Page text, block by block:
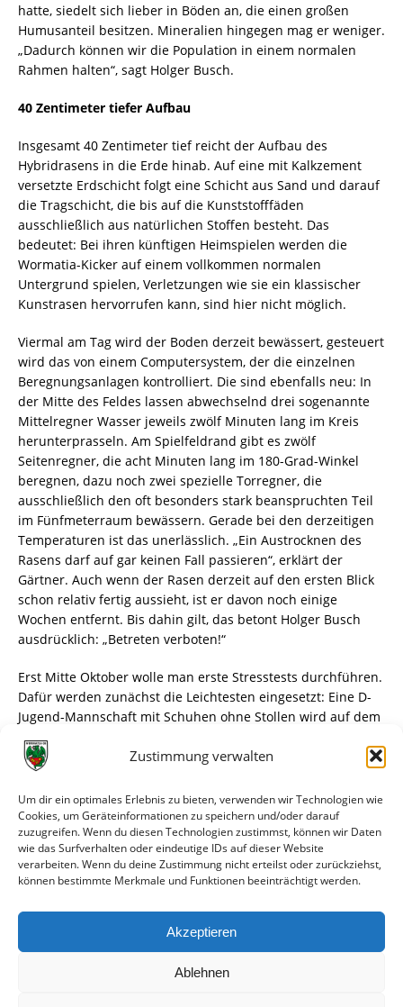
Zustimmung verwalten
Um dir ein optimales Erlebnis zu bieten, verwenden wir Technologien wie
Cookies, um Geräteinformationen zu speichern und/oder darauf
zuzugreifen. Wenn du diesen Technologien zustimmst, können wir Daten
wie das Surfverhalten oder eindeutige IDs auf dieser Website
verarbeiten. Wenn du deine Zustimmung nicht erteilst oder zurückziehst,
können bestimmte Merkmale und Funktionen beeinträchtigt werden.
Akzeptieren
Ablehnen
hatte, siedelt sich lieber in Böden an, die einen großen
Humusanteil besitzen. Mineralien hingegen mag er weniger.
„Dadurch können wir die Population in einem normalen
Rahmen halten“, sagt Holger Busch.
40 Zentimeter tiefer Aufbau
Insgesamt 40 Zentimeter tief reicht der Aufbau des
Hybridrasens in die Erde hinab. Auf eine mit Kalkzement
versetzte Erdschicht folgt eine Schicht aus Sand und darauf
die Tragschicht, die bis auf die Kunststofffäden
ausschließlich aus natürlichen Stoffen besteht. Das
bedeutet: Bei ihren künftigen Heimspielen werden die
Wormatia-Kicker auf einem vollkommen normalen
Untergrund spielen, Verletzungen wie sie ein klassischer
Kunstrasen hervorrufen kann, sind hier nicht möglich.
Viermal am Tag wird der Boden derzeit bewässert, gesteuert
wird das von einem Computersystem, der die einzelnen
Beregnungsanlagen kontrolliert. Die sind ebenfalls neu: In
der Mitte des Feldes lassen abwechselnd drei sogenannte
Mittelregner Wasser jeweils zwölf Minuten lang im Kreis
herunterprasseln. Am Spielfeldrand gibt es zwölf
Seitenregner, die acht Minuten lang im 180-Grad-Winkel
beregnen, dazu noch zwei spezielle Torregner, die
ausschließlich den oft besonders stark beanspruchten Teil
im Fünfmeterraum bewässern. Gerade bei den derzeitigen
Temperaturen ist das unerlässlich. „Ein Austrocknen des
Rasens darf auf gar keinen Fall passieren“, erklärt der
Gärtner. Auch wenn der Rasen derzeit auf den ersten Blick
schon relativ fertig aussieht, ist er davon noch einige
Wochen entfernt. Bis dahin gilt, das betont Holger Busch
ausdrücklich: „Betreten verboten!“
Erst Mitte Oktober wolle man erste Stresstests durchführen.
Dafür werden zunächst die Leichtesten eingesetzt: Eine D-
Jugend-Mannschaft mit Schuhen ohne Stollen wird auf dem
Rasen ihr Training abhalten. Danach folgt eine ältere
Jugendmannschaft. Zeigt sich, dass der Untergrund
belastbar ist, kann der normale Trainingsbetrieb starten. Im
November zum Heimspiel gegen die zweite Mannschaft des
1. FC Kaiserslautern soll der Hybridrasen dann seine
Premiere feiern. „Wir liegen gut im Zeitplan“, gibt sich
Holger Busch zuversichtlich, dass dieses Datum eingehalten
werden kann.
Für die Fans bleibt dann die Hoffnung, dass die Wormatia-
Kicker ihnen eine gute Show bieten wird. Bis dahin
übernimmt das erst einmal nur der Rasen.